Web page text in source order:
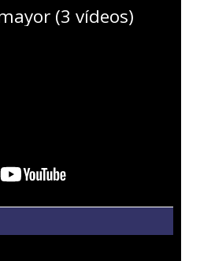
(3 vídeos)